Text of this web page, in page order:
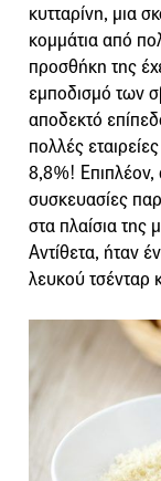
κυτταρίνη, μια
κομμάτια από
προσθήκη της
εμποδισμό των
αποδεκτό
πολλές
8,8%! Επιπλέον,
συσκευασίες
στα πλαίσια της
Αντίθετα, ήταν
λευκού τσένταρ